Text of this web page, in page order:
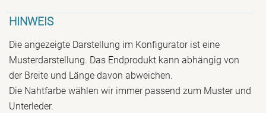
HINWEIS
Die angezeigte Darstellung im Konfigurator ist eine
Musterdarstellung. Das Endprodukt kann abhängig von
der Breite und Länge davon abweichen.
Die Nahtfarbe wählen wir immer passend zum Muster und
Unterleder.